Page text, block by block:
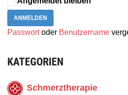
Passwortoder Benutzername
KATEGORIEN
Schmerztherapie